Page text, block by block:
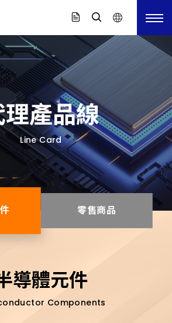
產品線
Line Card
零售商品
導體元件
Components